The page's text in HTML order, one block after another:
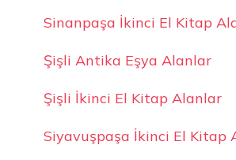
Sinanpaşa İkinci El Kitap
Şişli Antika Eşya Alanlar
Şişli İkinci El Kitap Alanlar
Siyavuşpaşa İkinci El Kitap